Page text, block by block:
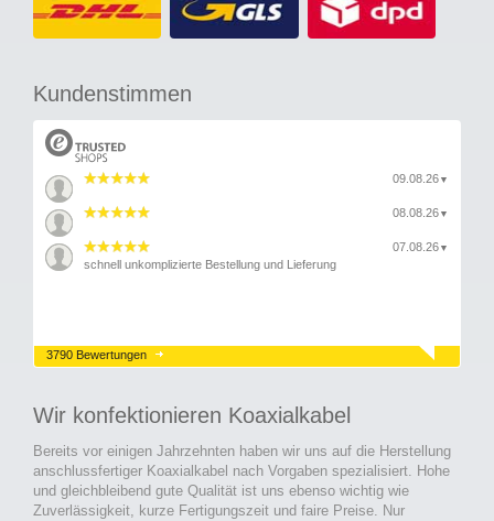
Kundenstimmen
09.08.26 ▼
08.08.26 ▼
07.08.26 ▼
schnell unkomplizierte Bestellung und Lieferung
3790 Bewertungen
Wir konfektionieren Koaxialkabel
Bereits vor einigen Jahrzehnten haben wir uns auf die Herstellung
anschlussfertiger Koaxialkabel nach Vorgaben spezialisiert. Hohe
und gleichbleibend gute Qualität ist uns ebenso wichtig wie
Zuverlässigkeit, kurze Fertigungszeit und faire Preise. Nur